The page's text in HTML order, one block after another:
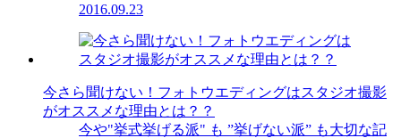
2016.09.23
今さら聞けない！フォトウエディングはスタジオ撮影
がオススメな理由とは？？
今や"挙式挙げる派" も ”挙げない派” も大切な記